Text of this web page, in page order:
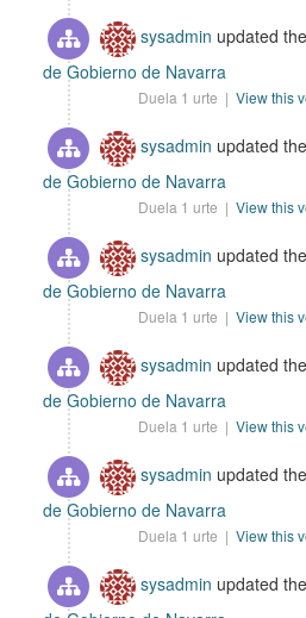
sysadmin updated
de Gobierno de Navarra
Duela 1 urte | View this
sysadmin updated
de Gobierno de Navarra
Duela 1 urte | View this
sysadmin updated
de Gobierno de Navarra
Duela 1 urte | View this
sysadmin updated
de Gobierno de Navarra
Duela 1 urte | View this
sysadmin updated
de Gobierno de Navarra
Duela 1 urte | View this
sysadmin updated